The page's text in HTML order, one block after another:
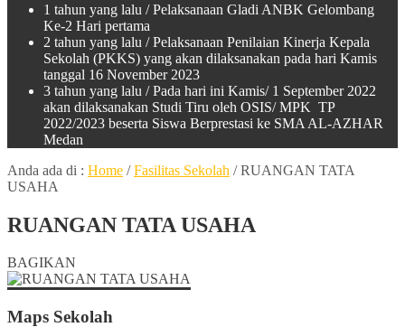
1 tahun yang lalu / Pelaksanaan Gladi ANBK Gelombang
Ke-2 Hari pertama
2 tahun yang lalu / Pelaksanaan Penilaian Kinerja Kepala
Sekolah (PKKS) yang akan dilaksanakan pada hari Kamis
tanggal 16 November 2023
3 tahun yang lalu / Pada hari ini Kamis/ 1 September 2022
akan dilaksanakan Studi Tiru oleh OSIS/ MPK TP
2022/2023 beserta Siswa Berprestasi ke SMA AL-AZHAR
Medan
Anda ada di : Home /Fasilitas Sekolah /RUANGAN TATA
USAHA
RUANGAN TATA USAHA
BAGIKAN
Maps Sekolah